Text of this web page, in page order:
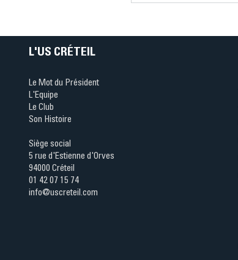
s'impose aux
Marne
L'US CRÉTEIL
Le Mot du Président
L'Equipe
Le Club
Son Histoire
Siège social
5 rue d'Estienne d'Orves
94000 Créteil
01 42 07 15 74
info@uscreteil.com